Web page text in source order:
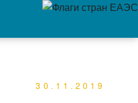
30.11.2019